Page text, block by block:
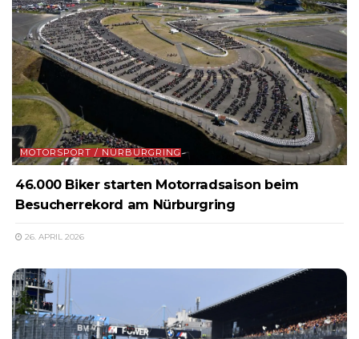
MOTORSPORT / NÜRBURGRING
46.000 Biker starten Motorradsaison beim
Besucherrekord am Nürburgring
26. APRIL 2026